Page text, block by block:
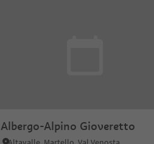
Albergo-Alpino Gioveretto